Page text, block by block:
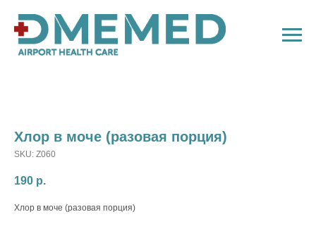
Хлор в моче (разовая порция)
SKU: Z060
190 р.
Хлор в моче (разовая порция)